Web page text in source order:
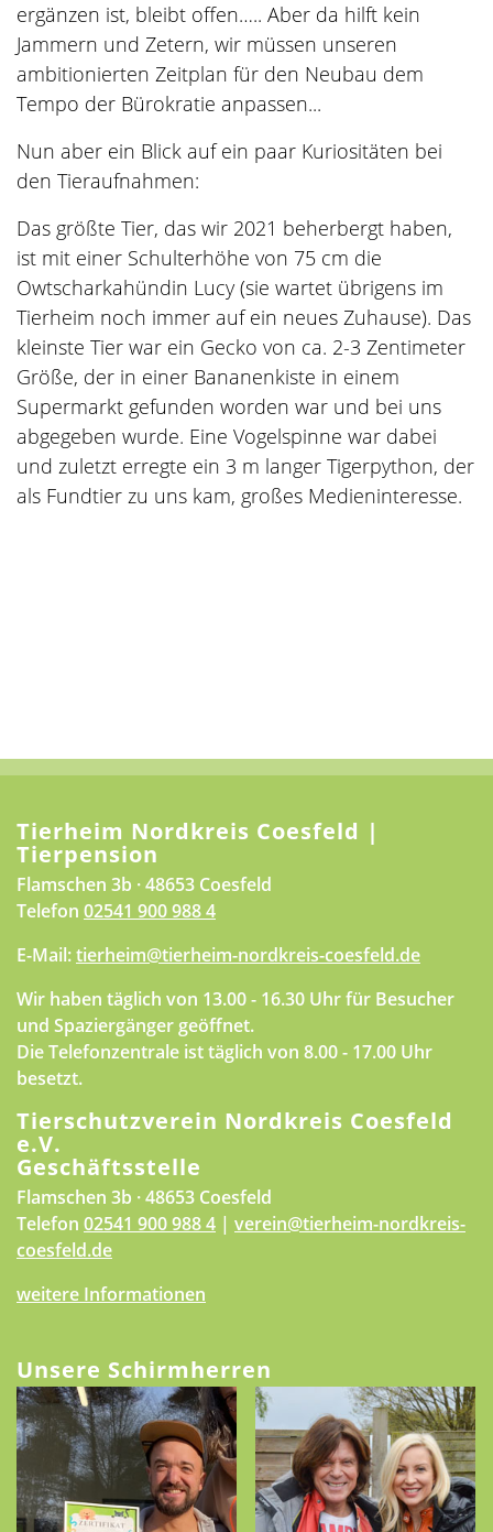
ergänzen ist, bleibt offen….. Aber da hilft kein
Jammern und Zetern, wir müssen unseren
ambitionierten Zeitplan für den Neubau dem
Tempo der Bürokratie anpassen...
Nun aber ein Blick auf ein paar Kuriositäten bei
den Tieraufnahmen:
Das größte Tier, das wir 2021 beherbergt haben,
ist mit einer Schulterhöhe von 75 cm die
Owtscharkahündin Lucy (sie wartet übrigens im
Tierheim noch immer auf ein neues Zuhause). Das
kleinste Tier war ein Gecko von ca. 2-3 Zentimeter
Größe, der in einer Bananenkiste in einem
Supermarkt gefunden worden war und bei uns
abgegeben wurde. Eine Vogelspinne war dabei
und zuletzt erregte ein 3 m langer Tigerpython, der
als Fundtier zu uns kam, großes Medieninteresse.
Tierheim Nordkreis Coesfeld |
Tierpension
Flamschen 3b · 48653 Coesfeld
Telefon 02541 900 988 4
E-Mail:tierheim@tierheim-nordkreis-coesfeld.de
Wir haben täglich von 13.00 - 16.30 Uhr für Besucher
und Spaziergänger geöffnet.
Die Telefonzentrale ist täglich von 8.00 - 17.00 Uhr
besetzt.
Tierschutzverein Nordkreis Coesfeld
e.V.
Geschäftsstelle
Flamschen 3b · 48653 Coesfeld
Telefon 02541 900 988 4 | verein@tierheim-nordkreis-
coesfeld.de
weitere Informationen
Unsere Schirmherren